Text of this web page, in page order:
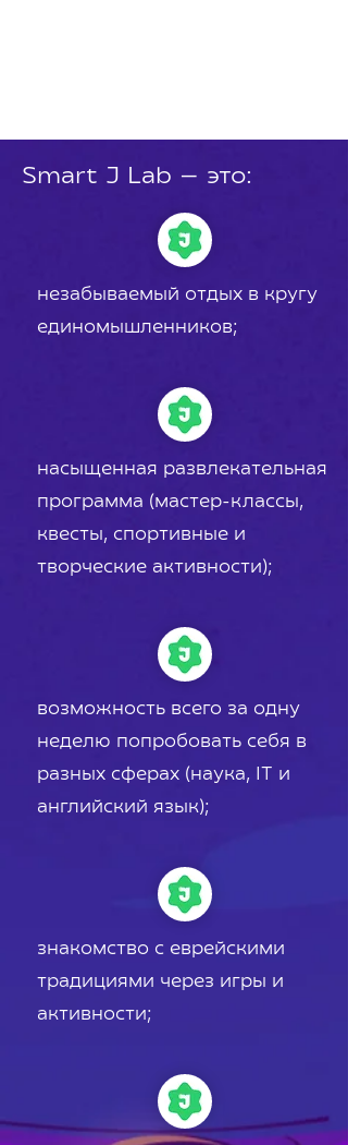
Smart J Lab — это:
незабываемый отдых в кругу
единомышленников;
насыщенная развлекательная
программа (мастер-классы,
квесты, спортивные и
творческие активности);
возможность всего за одну
неделю попробовать себя в
разных сферах (наука, IT и
английский язык);
знакомство с еврейскими
традициями через игры и
активности;